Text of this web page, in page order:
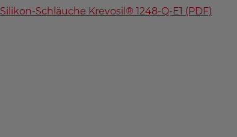
Silikon-Schläuche Krevosil® 1248-Q-E1 (PDF)